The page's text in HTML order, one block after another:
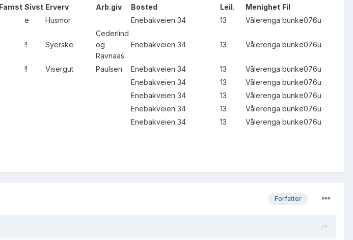
Famst Sivst Erverv Arb.giv Bosted Leil. Menighet Fil
e Husmor Enebakveien 34 13 Vålerenga bunke076u
!! Syerske
Cederlind
og
Ravnaas
Enebakveien 34 13 Vålerenga bunke076u
!! Visergut Paulsen Enebakveien 34 13 Vålerenga bunke076u
Enebakveien 34 13 Vålerenga bunke076u
Enebakveien 34 13 Vålerenga bunke076u
Enebakveien 34 13 Vålerenga bunke076u
Enebakveien 34 13 Vålerenga bunke076u
Forfatter